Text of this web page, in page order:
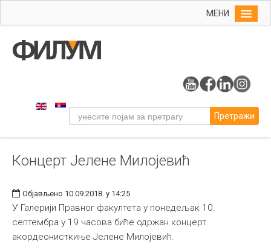
МЕНИ
Упис
Уметност
Музичка уметност
Галерија
Издаваштво
Библиотека
Претражи
Концерт Јелене Милојевић
Објављено 10.09.2018. у 14:25
У Галерији Правног факултета у понедељак 10.
септембра у 19 часова биће одржан концерт
акордеонисткиње Јелене Милојевић.